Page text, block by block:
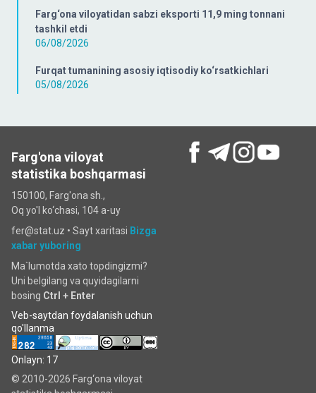
Farg‘ona viloyatidan sabzi eksporti 11,9 ming tonnani
tashkil etdi
06/08/2026
Furqat tumanining asosiy iqtisodiy ko‘rsatkichlari
05/08/2026
Farg'ona viloyat
statistika boshqarmasi
150100, Farg'ona sh.,
Oq yo'l ko‘chаsi, 104 a-uy
fer@stat.uz • Sayt xaritasi Bizga
xabar yuboring
Ma`lumotda xato topdingizmi?
Uni belgilang va quyidagilarni
bosing Ctrl + Enter
Veb-saytdan foydalanish uchun
qo'llanma
Onlayn: 17
© 2010-2026 Farg‘ona viloyat